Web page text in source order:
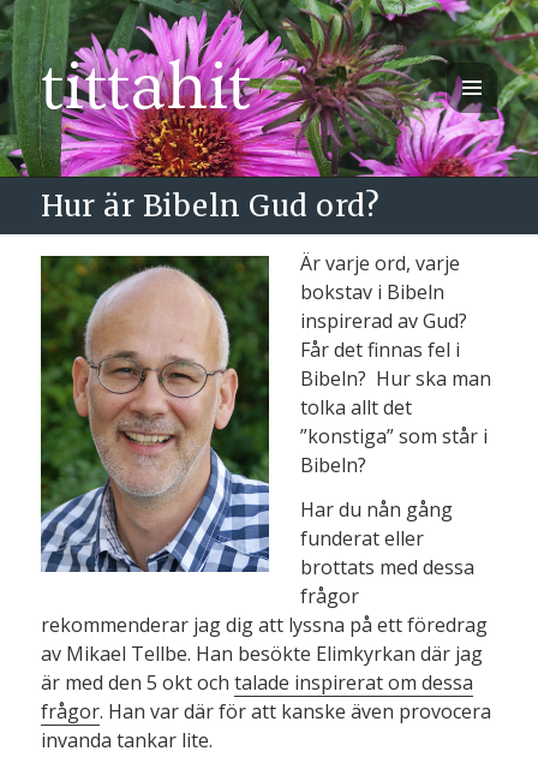
tittahit
MENY
OCH
WIDGETS
Hur är Bibeln Gud ord?
Är varje ord, varje
bokstav i Bibeln
inspirerad av Gud?
Får det finnas fel i
Bibeln? Hur ska man
tolka allt det
”konstiga” som står i
Bibeln?
Har du nån gång
funderat eller
brottats med dessa
frågor
rekommenderar jag dig att lyssna på ett föredrag
av Mikael Tellbe. Han besökte Elimkyrkan där jag
är med den 5 okt ochtalade inspirerat om dessa
frågor. Han var där för att kanske även provocera
invanda tankar lite.